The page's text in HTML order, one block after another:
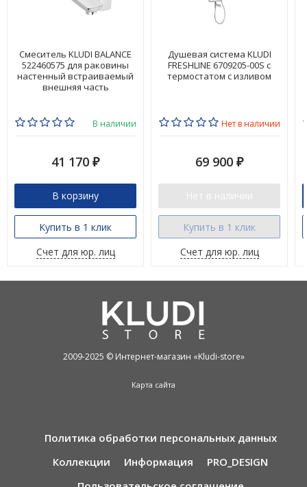
Смеситель KLUDI BALANCE
522460575 для раковины
настенный встраиваемый
внешняя часть
В наличии
41 170 ₽
В корзину
Купить в 1 клик
Счет для юр. лиц
Душевая система KLUDI
FRESHLINE 6709205-00S с
термостатом с изливом
Нет в наличии
69 900 ₽
Нет в наличии
Купить в 1 клик
Счет для юр. лиц
2009-2025 © Интернет-магазин «Kludi-store»
Карта сайта
Политика обработки персональных данных
Коллекции
Информация
PRO_DESIGN